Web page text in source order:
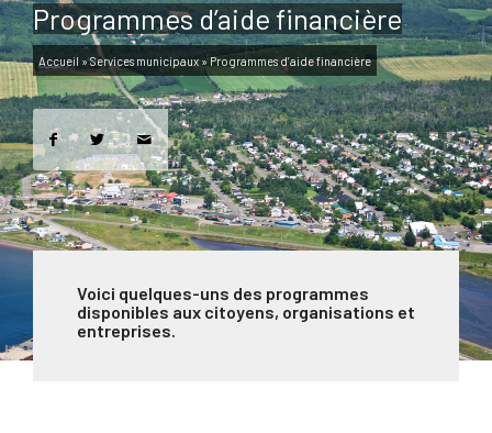
Programmes d’aide financière
Accueil »Services municipaux » Programmes d’aide financière
Voici quelques-uns des programmes
disponibles aux citoyens, organisations et
entreprises.